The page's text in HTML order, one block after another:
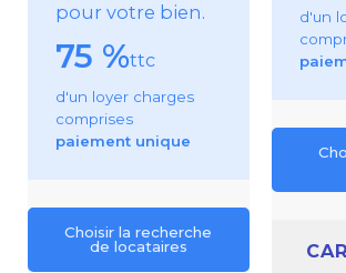
pour votre bien.
75 %ttc
d'un loyer charges
comprises
paiement unique
Choisir la recherche
de locataires
d'un